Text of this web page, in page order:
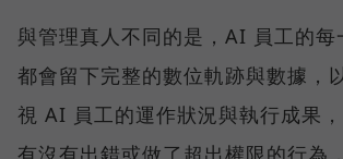
與管理真人不同的是，AI 員工的每
都會留下完整的數位軌跡與數據，
視 AI 員工的運作狀況與執行成果
有沒有出錯或做了超出權限的行為